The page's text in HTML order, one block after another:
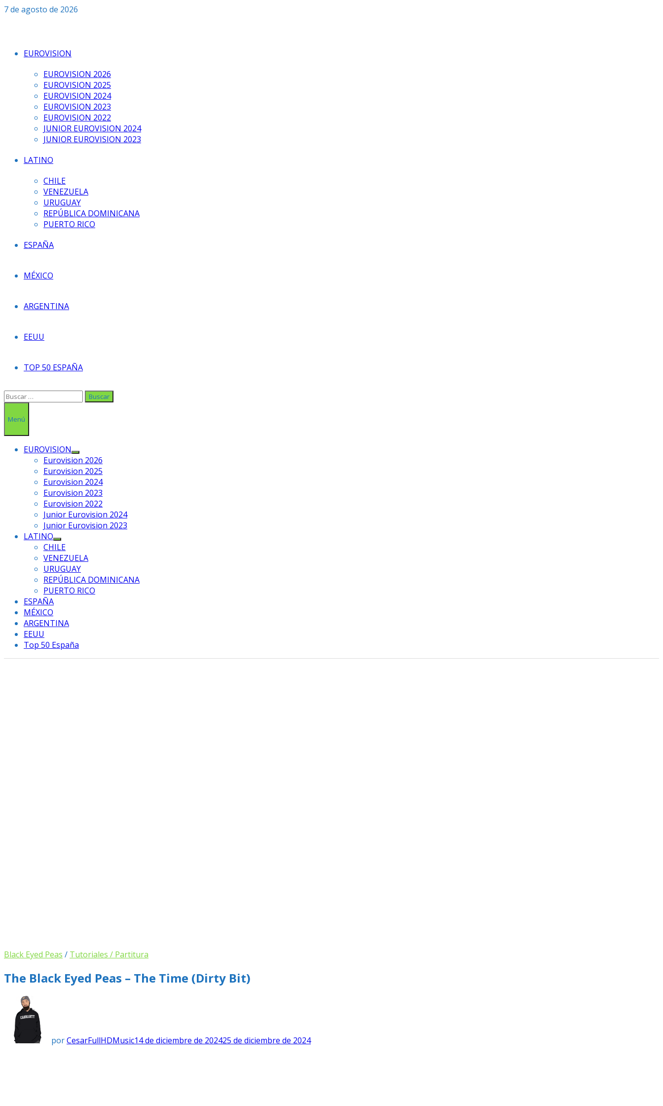
Saltar
7 de agosto de 2026
EUROVISION
EUROVISION 2026
EUROVISION 2025
EUROVISION 2024
EUROVISION 2023
EUROVISION 2022
JUNIOR EUROVISION 2024
JUNIOR EUROVISION 2023
LATINO
CHILE
VENEZUELA
URUGUAY
REPÚBLICA DOMINICANA
PUERTO RICO
ESPAÑA
MÉXICO
ARGENTINA
EEUU
TOP 50 ESPAÑA
Buscar:
Menú
EUROVISION
Mostrar
el
submenú
Eurovision 2026
Eurovision 2025
Eurovision 2024
Eurovision 2023
Eurovision 2022
Junior Eurovision 2024
Junior Eurovision 2023
LATINO
Mostrar
el
submenú
CHILE
VENEZUELA
URUGUAY
REPÚBLICA DOMINICANA
PUERTO RICO
ESPAÑA
MÉXICO
ARGENTINA
EEUU
Top 50 España
Black Eyed Peas / Tutoriales / Partitura
The Black Eyed Peas – The Time (dirty Bit)
porCesarFullHDMusic14 de diciembre de 202425 de diciembre de 2024